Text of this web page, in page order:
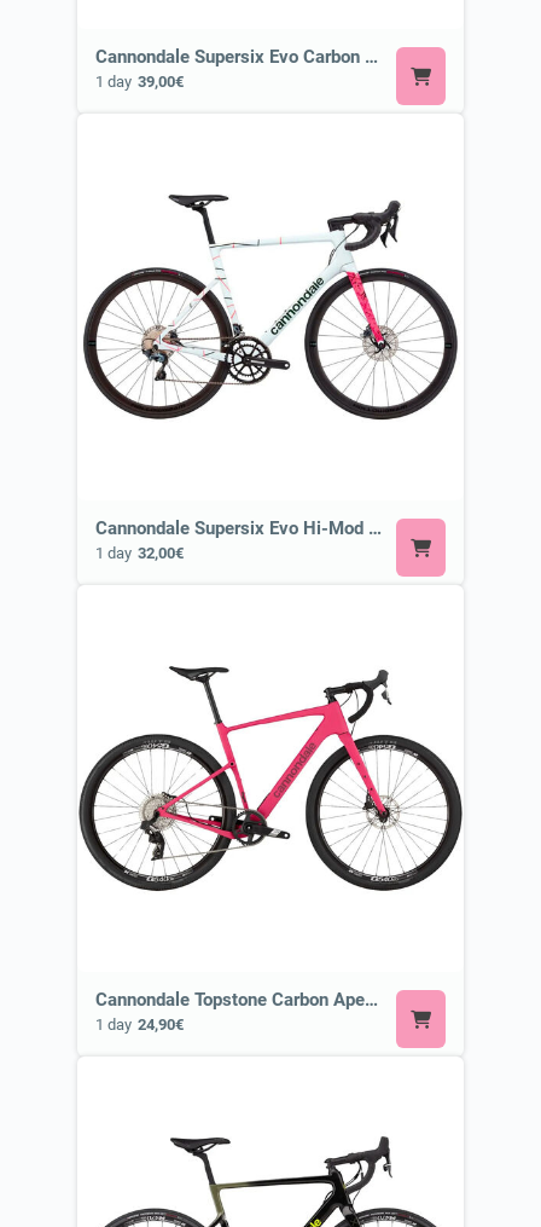
Cannondale Supersix Evo Carbon 2 or Similar
1 day 39,00€
Cannondale Supersix Evo Hi-Mod Disc Ultegra or Similar
1 day 32,00€
Cannondale Topstone Carbon Apex AXS or Similar
1 day 24,90€